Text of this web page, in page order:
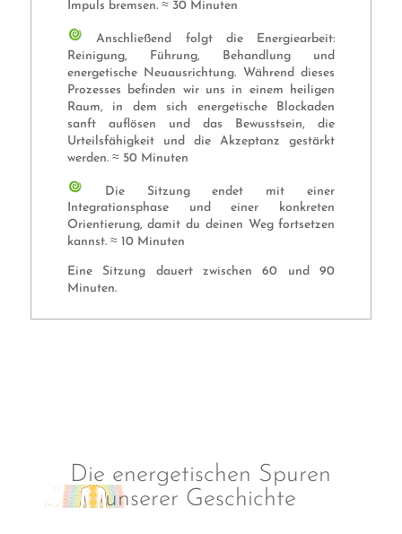
Impuls bremsen. ≈ 30 Minuten
Anschließend folgt die Energiearbeit:
Reinigung, Führung, Behandlung und
energetische Neuausrichtung. Während dieses
Prozesses befinden wir uns in einem heiligen
Raum, in dem sich energetische Blockaden
sanft auflösen und das Bewusstsein, die
Urteilsfähigkeit und die Akzeptanz gestärkt
werden. ≈ 50 Minuten
Die Sitzung endet mit einer
Integrationsphase und einer konkreten
Orientierung, damit du deinen Weg fortsetzen
kannst. ≈ 10 Minuten
Eine Sitzung dauert zwischen 60 und 90
Minuten.
Die energetischen Spuren
unserer Geschichte